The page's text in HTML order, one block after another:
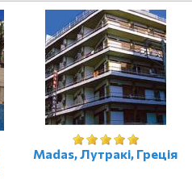
Madas, Лутракі, Греція